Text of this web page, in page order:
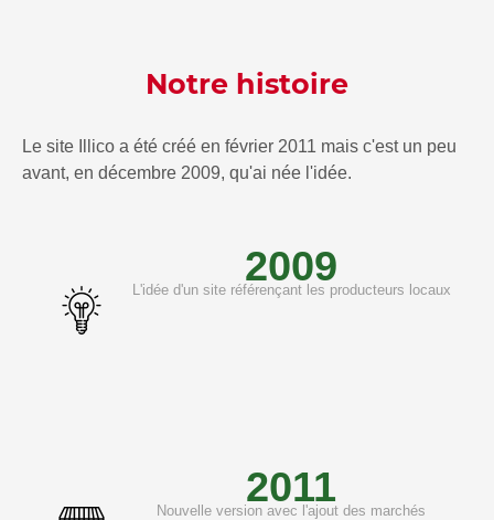
Notre histoire
Le site Illico a été créé en février 2011 mais c'est un peu
avant, en décembre 2009, qu'ai née l'idée.
2009
L'idée d'un site référençant les producteurs locaux
2011
Nouvelle version avec l'ajout des marchés